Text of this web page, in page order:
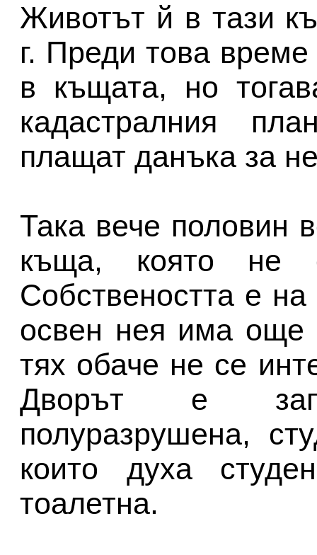
Животът й в тази
г. Преди това
в къщата, но
кадастралния
плащат данъка за
Така вече половин
къща, която не
Собствеността е
освен нея има още
тях обаче не се
Дворът е
полуразрушена,
които духа
тоалетна.